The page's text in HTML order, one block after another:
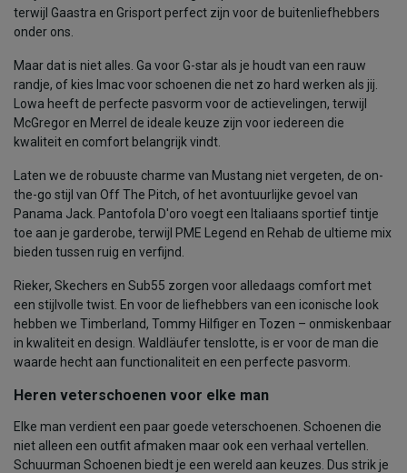
terwijl Gaastra en Grisport perfect zijn voor de buitenliefhebbers
onder ons.
Maar dat is niet alles. Ga voor G-star als je houdt van een rauw
randje, of kies Imac voor schoenen die net zo hard werken als jij.
Lowa heeft de perfecte pasvorm voor de actievelingen, terwijl
McGregor en Merrel de ideale keuze zijn voor iedereen die
kwaliteit en comfort belangrijk vindt.
Laten we de robuuste charme van Mustang niet vergeten, de on-
the-go stijl van Off The Pitch, of het avontuurlijke gevoel van
Panama Jack. Pantofola D'oro voegt een Italiaans sportief tintje
toe aan je garderobe, terwijl PME Legend en Rehab de ultieme mix
bieden tussen ruig en verfijnd.
Rieker, Skechers en Sub55 zorgen voor alledaags comfort met
een stijlvolle twist. En voor de liefhebbers van een iconische look
hebben we Timberland, Tommy Hilfiger en Tozen – onmiskenbaar
in kwaliteit en design. Waldläufer tenslotte, is er voor de man die
waarde hecht aan functionaliteit en een perfecte pasvorm.
Heren veterschoenen voor elke man
Elke man verdient een paar goede veterschoenen. Schoenen die
niet alleen een outfit afmaken maar ook een verhaal vertellen.
Schuurman Schoenen biedt je een wereld aan keuzes. Dus strik je